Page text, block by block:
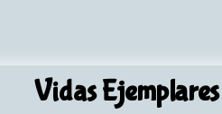
Vidas Ejemplares